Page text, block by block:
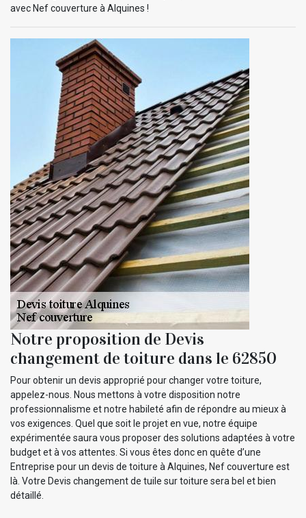
avec Nef couverture à Alquines !
Notre proposition de Devis
changement de toiture dans le 62850
Pour obtenir un devis approprié pour changer votre toiture,
appelez-nous. Nous mettons à votre disposition notre
professionnalisme et notre habileté afin de répondre au mieux à
vos exigences. Quel que soit le projet en vue, notre équipe
expérimentée saura vous proposer des solutions adaptées à votre
budget et à vos attentes. Si vous êtes donc en quête d’une
Entreprise pour un devis de toiture à Alquines, Nef couverture est
là. Votre Devis changement de tuile sur toiture sera bel et bien
détaillé.